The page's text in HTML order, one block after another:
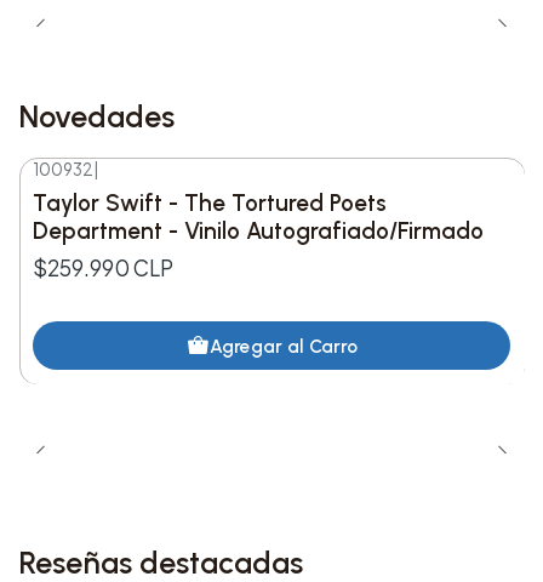
su decoración, combinando la creatividad de
LEGO con la belleza de las plantas.
Novedades
Nuevo
100932
Taylor Swift - The Tortured Poets
Department - Vinilo Autografiado/Firmado
$259.990 CLP
Agregar al Carro
Reseñas destacadas